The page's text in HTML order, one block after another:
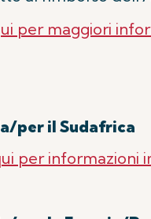
per maggiori
per il Sudafrica
per informazioni